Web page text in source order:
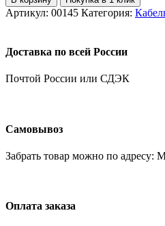
Артикул: 00145 Категория:
Доставка по всей России
Почтой России или СДЭК
Самовывоз
Забрать товар можно по адресу:
Оплата заказа